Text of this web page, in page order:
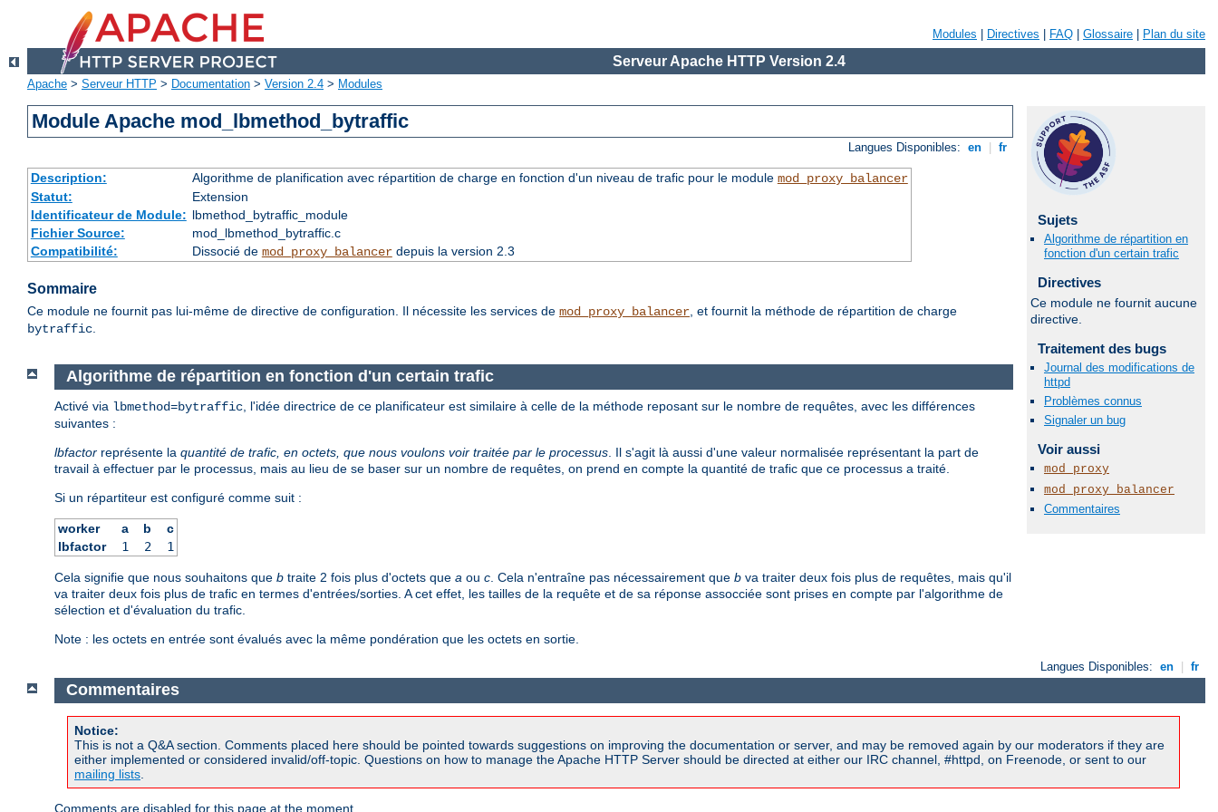
Modules Directives FAQ Glossaire Plan du site
Serveur Apache HTTP Version 2.4
Apache > Serveur HTTP > Documentation > Version 2.4 > Modules
Module Apache mod_lbmethod_bytraffic
Langues Disponibles: en fr
Description: Algorithme de planification avec répartition de charge en fonction d'un niveau de trafic pour le module mod_proxy_balancer
Statut:
Extension
Identificateur de Module: lbmethod_bytraffic_module
Fichier Source:
mod_lbmethod_bytraffic.c
Compatibilité:
Dissocié de mod_proxy_balancerdepuis la version 2.3
Sommaire
Ce module ne fournit pas lui-même de directive de configuration. Il nécessite les services de mod_proxy_balancer, et fournit la méthode de répartition de charge
bytraffic.
Sujets
Algorithme de répartition en
fonction d'un certain trafic
Directives
Ce module ne fournit aucune
directive.
Traitement des bugs
Journal des modifications de
httpd
Problèmes connus
Signaler un bug
Voir aussi
mod_proxy
mod_proxy_balancer
Commentaires
Algorithme de répartition en fonction d'un certain trafic
Activé via lbmethod=bytraffic , l'idée directrice de ce planificateur est similaire à celle de la méthode reposant sur le nombre de requêtes, avec les différences
suivantes :
lbfactor représente la quantité de trafic, en octets, que nous voulons voir traitée par le processus . Il s'agit là aussi d'une valeur normalisée représentant la part de
travail à effectuer par le processus, mais au lieu de se baser sur un nombre de requêtes, on prend en compte la quantité de trafic que ce processus a traité.
Si un répartiteur est configuré comme suit :
worker a b
c
lbfactor
1 2 1
Cela signifie que nous souhaitons que b traite 2 fois plus d'octets que a ou c . Cela n'entraîne pas nécessairement que b va traiter deux fois plus de requêtes, mais qu'il
va traiter deux fois plus de trafic en termes d'entrées/sorties. A cet effet, les tailles de la requête et de sa réponse assocciée sont prises en compte par l'algorithme de
sélection et d'évaluation du trafic.
Note : les octets en entrée sont évalués avec la même pondération que les octets en sortie.
Langues Disponibles: en fr
Commentaires
Notice:
This is not a Q&A section. Comments placed here should be pointed towards suggestions on improving the documentation or server, and may be removed again by our moderators if they are
either implemented or considered invalid/off-topic. Questions on how to manage the Apache HTTP Server should be directed at either our IRC channel, #httpd, on Freenode, or sent to our
mailing lists
Comments are disabled for this page at the moment.